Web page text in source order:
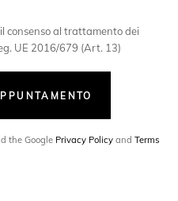
consenso al trattamento dei
UE 2016/679 (Art. 13)
the Google Privacy Policy andTerms